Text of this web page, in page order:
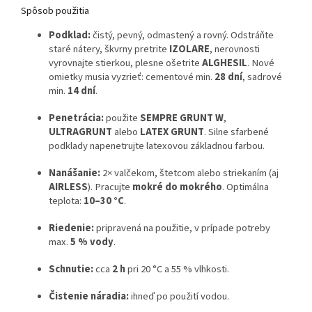
Spôsob použitia
Podklad:čistý, pevný, odmastený a rovný. Odstráňte
staré nátery, škvrny pretrite IZOLARE, nerovnosti
vyrovnajte stierkou, plesne ošetriteALGHESIL. Nové
omietky musia vyzrieť: cementové min. 28 dní, sadrové
min. 14 dní.
Penetrácia:použiteSEMPRE GRUNT W,
ULTRAGRUNT alebo LATEX GRUNT. Silne sfarbené
podklady napenetrujte latexovou základnou farbou.
Nanášanie:2× valčekom, štetcom alebo striekaním (aj
AIRLESS). Pracujte mokré do mokrého. Optimálna
teplota: 10–30 °C.
Riedenie:pripravená na použitie, v prípade potreby
max.5 % vody.
Schnutie:cca 2 hpri 20 °C a 55 % vlhkosti.
Čistenie náradia:ihneď po použití vodou.